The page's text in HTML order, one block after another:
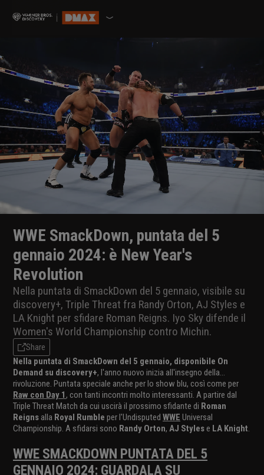
WWE SmackDown, puntata del 5
gennaio 2024: è New Year's
Revolution
Nella puntata di SmackDown del 5 gennaio, visibile su
discovery+, Triple Threat fra Randy Orton, AJ Styles e
LA Knight per sfidare Roman Reigns. Iyo Sky difende il
Women's World Championship contro Michin.
Share
Nella puntata di SmackDown del 5 gennaio, disponibile On
Demand su discovery+, l'anno nuovo inizia all'insegno della...
rivoluzione. Puntata speciale anche per lo show blu, così come per
Raw con Day 1, con tanti incontri molto interessanti. A partire dal
Triple Threat Match da cui uscirà il prossimo sfidante di Roman
Reigns alla Royal Rumble per l'Undisputed WWE Universal
Championship. A sfidarsi sono Randy Orton, AJ Stylese LA Knight.
WWE SMACKDOWN PUNTATA DEL 5
GENNAIO 2024: GUARDALA SU